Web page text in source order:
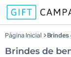
Página Inicial Brindes
Brindes de